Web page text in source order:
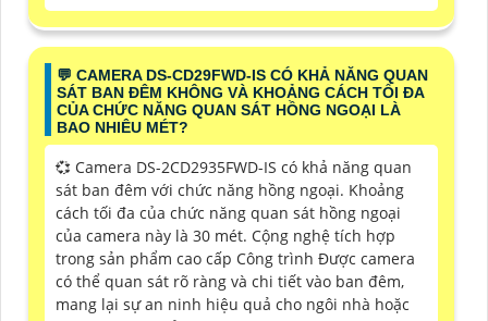
️💬 CAMERA DS-CD29FWD-IS CÓ KHẢ NĂNG QUAN
SÁT BAN ĐÊM KHÔNG VÀ KHOẢNG CÁCH TỐI ĐA
CỦA CHỨC NĂNG QUAN SÁT HỒNG NGOẠI LÀ
BAO NHIÊU MÉT?
💞 Camera DS-2CD2935FWD-IS có khả năng quan
sát ban đêm với chức năng hồng ngoại. Khoảng
cách tối đa của chức năng quan sát hồng ngoại
của camera này là 30 mét. Cộng nghệ tích hợp
trong sản phẩm cao cấp Công trình Được camera
có thể quan sát rõ ràng và chi tiết vào ban đêm,
mang lại sự an ninh hiệu quả cho ngôi nhà hoặc